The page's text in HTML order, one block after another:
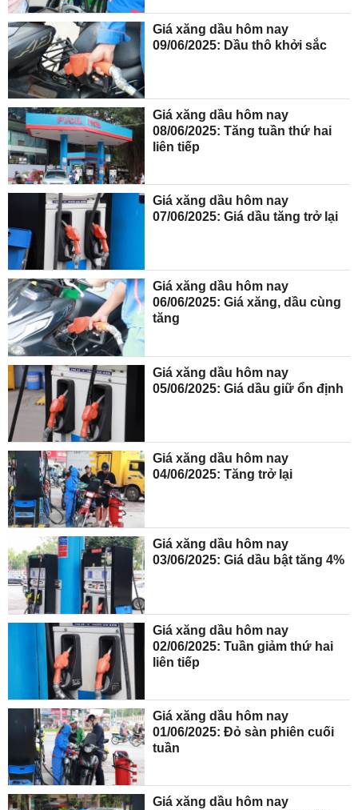
Giá xăng dầu hôm nay
09/06/2025: Dầu thô khởi sắc
Giá xăng dầu hôm nay
08/06/2025: Tăng tuần thứ hai
liên tiếp
Giá xăng dầu hôm nay
07/06/2025: Giá dầu tăng trở lại
Giá xăng dầu hôm nay
06/06/2025: Giá xăng, dầu cùng
tăng
Giá xăng dầu hôm nay
05/06/2025: Giá dầu giữ ổn định
Giá xăng dầu hôm nay
04/06/2025: Tăng trở lại
Giá xăng dầu hôm nay
03/06/2025: Giá dầu bật tăng 4%
Giá xăng dầu hôm nay
02/06/2025: Tuần giảm thứ hai
liên tiếp
Giá xăng dầu hôm nay
01/06/2025: Đỏ sàn phiên cuối
tuần
Giá xăng dầu hôm nay